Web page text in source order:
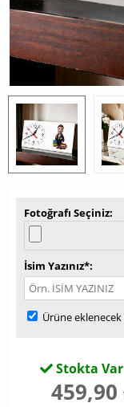
Fotoğrafı Seçiniz
İsim Yazınız*
Ürüne
Stokta Var
459,90